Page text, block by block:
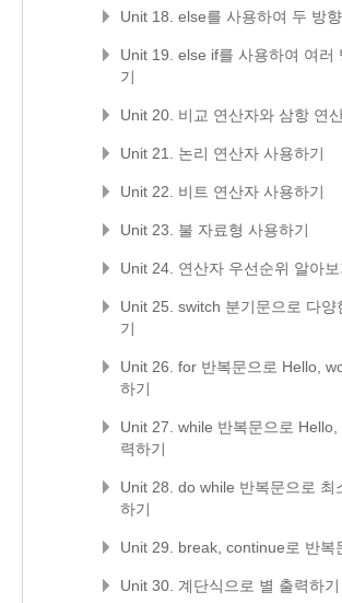
Unit 18. else를 사용하여 두 방
Unit 19. else if를 사용하여 여러
기
Unit 20. 비교 연산자와 삼항 연
Unit 21. 논리 연산자 사용하기
Unit 22. 비트 연산자 사용하기
Unit 23. 불 자료형 사용하기
Unit 24. 연산자 우선순위 알아보
Unit 25. switch 분기문으로 다양
기
Unit 26. for 반복문으로 Hello,
하기
Unit 27. while 반복문으로
력하기
Unit 28. do while 반복문으로 최
하기
Unit 29. break, continue로 반복
Unit 30. 계단식으로 별 출력하기